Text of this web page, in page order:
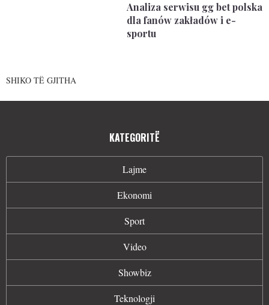
Analiza serwisu gg bet polska
dla fanów zakładów i e-
sportu
SHIKO TË GJITHA
KATEGORITË
Lajme
Ekonomi
Sport
Video
Showbiz
Teknologji